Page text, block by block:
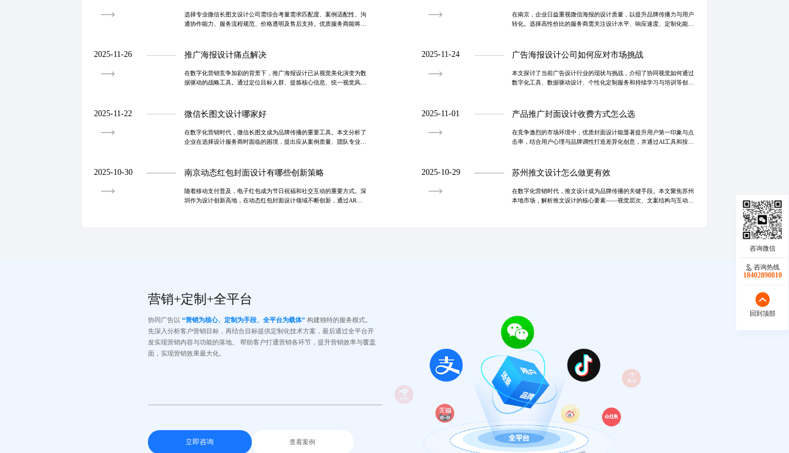
选择专业微信长图文设计公司需综合考量需求匹配度、案例适配性、沟
通协作能力、服务流程规范、价格透明及售后支持。优质服务商能将复
在南京，企业日益重视微信海报的设计质量，以提升品牌传播力与用户
转化。选择高性价比的服务商需关注设计水平、响应速度、定制化能力
2025-11-26 推广海报设计痛点解决
在数字化营销竞争加剧的背景下，推广海报设计已从视觉美化演变为数
据驱动的战略工具。通过定位目标人群、提炼核心信息、统一视觉风格
2025-11-24 广告海报设计公司如何应对市场挑战
本文探讨了当前广告设计行业的现状与挑战，介绍了协同视觉如何通过
数字化工具、数据驱动设计、个性化定制服务和持续学习与培训等创新
2025-11-22 微信长图文设计哪家好
在数字化营销时代，微信长图文成为品牌传播的重要工具。本文分析了
企业在选择设计服务商时面临的困境，提出应从案例质量、团队专业性
2025-11-01 产品推广封面设计收费方式怎么选
在竞争激烈的市场环境中，优质封面设计能显著提升用户第一印象与点
击率，结合用户心理与品牌调性打造差异化创意，并通过AI工具和按效
2025-10-30 南京动态红包封面设计有哪些创新策略
随着移动支付普及，电子红包成为节日祝福和社交互动的重要方式。深
圳作为设计创新高地，在动态红包封面设计领域不断创新，通过AR技
2025-10-29 苏州推文设计怎么做更有效
在数字化营销时代，推文设计成为品牌传播的关键手段。本文聚焦苏州
本地市场，解析推文设计的核心要素——视觉层次、文案结构与互动引
营销+定制+全平台
协同广告以 “营销为核心、定制为手段、全平台为载体” 构建独特的服务模式。
先深入分析客户营销目标，再结合目标提供定制化技术方案，最后通过全平台开
发实现营销内容与功能的落地。 帮助客户打通营销各环节，提升营销效率与覆盖
面，实现营销效果最大化。
立即咨询 查看案例
咨询热线
18402890810
回到顶部